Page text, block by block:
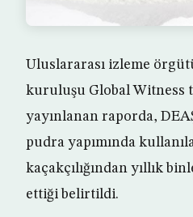
Uluslararası izleme
kuruluşu Global Witness
yayınlanan raporda,
pudra yapımında
kaçakçılığından yıllık
ettiği belirtildi.